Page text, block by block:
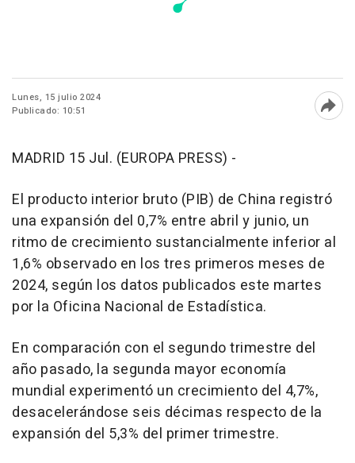
Lunes, 15 julio 2024
Publicado: 10:51
MADRID 15 Jul. (EUROPA PRESS) -
El producto interior bruto (PIB) de China registró
una expansión del 0,7% entre abril y junio, un
ritmo de crecimiento sustancialmente inferior al
1,6% observado en los tres primeros meses de
2024, según los datos publicados este martes
por la Oficina Nacional de Estadística.
En comparación con el segundo trimestre del
año pasado, la segunda mayor economía
mundial experimentó un crecimiento del 4,7%,
desacelerándose seis décimas respecto de la
expansión del 5,3% del primer trimestre.